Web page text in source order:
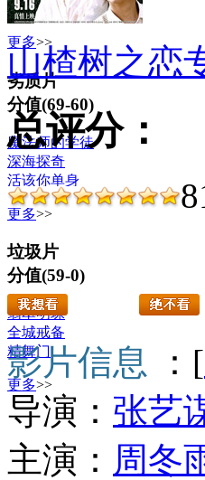
阿黛拉
更多>>
劣质片
分值(69-60)
魔法师的学徒
深海探奇
活该你单身
更多>>
垃圾片
分值(59-0)
翡翠明珠
全城戒备
精舞门
更多>>
山楂树之恋
总评分：
影片信息 ：[
导演： 张艺
主演： 周冬